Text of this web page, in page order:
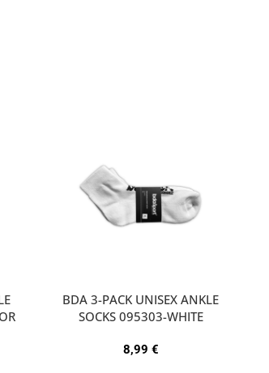
BDA 3-PACK UNISEX ANKLE
SOCKS 095303-WHITE
8,99 €